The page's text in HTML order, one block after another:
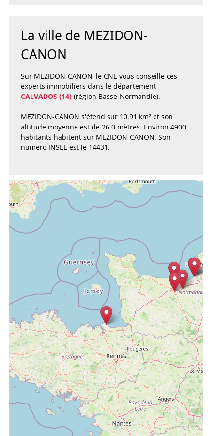
La ville de MEZIDON-
CANON
Sur MEZIDON-CANON, le CNE vous conseille ces
experts immobiliers dans le département
CALVADOS (14)(région Basse-Normandie).
MEZIDON-CANON s'étend sur 10.91 km² et son
altitude moyenne est de 26.0 mètres. Environ 4900
habitants habitent sur MEZIDON-CANON. Son
numéro INSEE est le 14431.